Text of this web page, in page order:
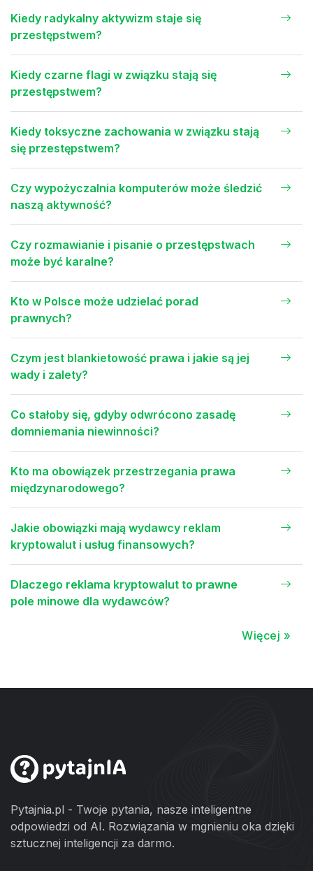
Kiedy radykalny aktywizm staje się
przestępstwem?
Kiedy czarne flagi w związku stają się
przestępstwem?
Kiedy toksyczne zachowania w związku stają
się przestępstwem?
Czy wypożyczalnia komputerów może śledzić
naszą aktywność?
Czy rozmawianie i pisanie o przestępstwach
może być karalne?
Kto w Polsce może udzielać porad
prawnych?
Czym jest blankietowość prawa i jakie są jej
wady i zalety?
Co stałoby się, gdyby odwrócono zasadę
domniemania niewinności?
Kto ma obowiązek przestrzegania prawa
międzynarodowego?
Jakie obowiązki mają wydawcy reklam
kryptowalut i usług finansowych?
Dlaczego reklama kryptowalut to prawne
pole minowe dla wydawców?
Więcej »
Pytajnia.pl - Twoje pytania, nasze inteligentne
odpowiedzi od AI. Rozwiązania w mgnieniu oka dzięki
sztucznej inteligencji za darmo.